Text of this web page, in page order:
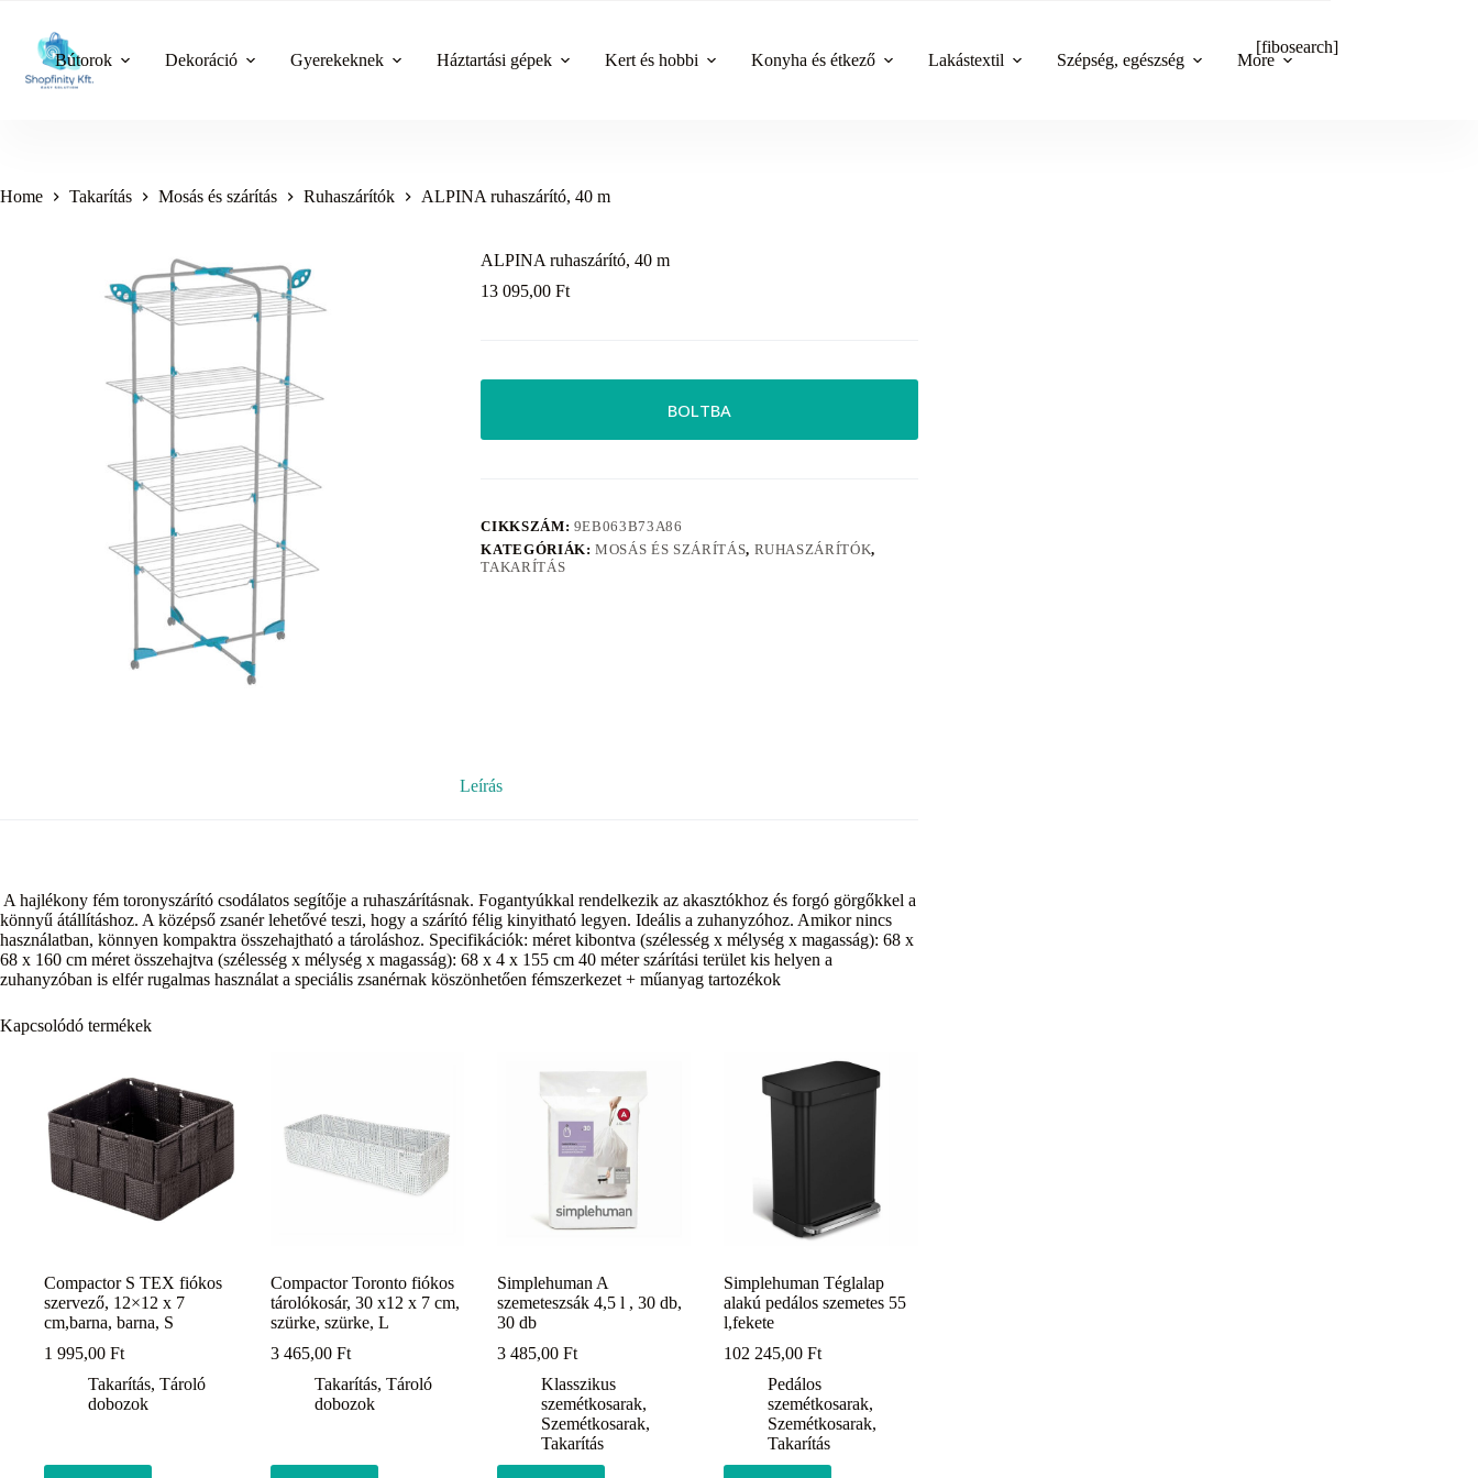
content
Bútorok Dekoráció Gyerekeknek Háztartási gépek Kert és hobbi Konyha és étkező Lakástextil Szépség, egészség More
[fibosearch]
Home Takarítás Mosás és szárítás Ruhaszárítók ALPINA ruhaszárító, 40 m
ALPINA ruhaszárító, 40 m
13 095,00Ft
BOLTBA
CIKKSZÁM: 9EB063B73A86
KATEGÓRIÁK:MOSÁS ÉS SZÁRÍTÁS, RUHASZÁRÍTÓK,
TAKARÍTÁS
Leírás
A hajlékony fém toronyszárító csodálatos segítője a ruhaszárításnak. Fogantyúkkal rendelkezik az akasztókhoz és forgó görgőkkel a
könnyű átállításhoz. A középső zsanér lehetővé teszi, hogy a szárító félig kinyitható legyen. Ideális a zuhanyzóhoz. Amikor nincs
használatban, könnyen kompaktra összehajtható a tároláshoz. Specifikációk: méret kibontva (szélesség x mélység x magasság): 68 x
68 x 160 cm méret összehajtva (szélesség x mélység x magasság): 68 x 4 x 155 cm 40 méter szárítási terület kis helyen a
zuhanyzóban is elfér rugalmas használat a speciális zsanérnak köszönhetően fémszerkezet + műanyag tartozékok
Kapcsolódó termékek
Compactor S TEX fiókos
szervező, 12×12 x 7
cm,barna, barna, S
1 995,00 Ft
Takarítás, Tároló
dobozok
Compactor Toronto fiókos
tárolókosár, 30 x12 x 7 cm,
szürke, szürke, L
3 465,00Ft
Takarítás,Tároló
dobozok
Simplehuman A
szemeteszsák 4,5 l , 30 db,
30 db
3 485,00Ft
Klasszikus
szemétkosarak,
Szemétkosarak,
Takarítás
Simplehuman Téglalap
alakú pedálos szemetes 55
l,fekete
102 245,00Ft
Pedálos
szemétkosarak,
Szemétkosarak,
Takarítás